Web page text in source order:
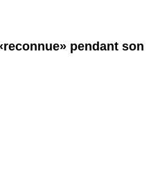
pendant son